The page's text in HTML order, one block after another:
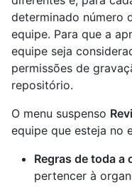
determinado número
equipe. Para que a
equipe seja
permissões de
repositório.
O menu suspenso
equipe que esteja no
Regras de toda a
pertencer à